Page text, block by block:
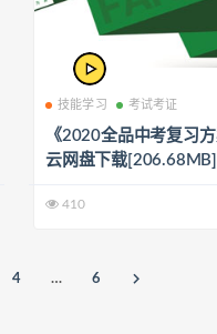
技能学习 考试考证
《2020全品中考复习
云网盘下载[206.68MB]
410
4 … 6